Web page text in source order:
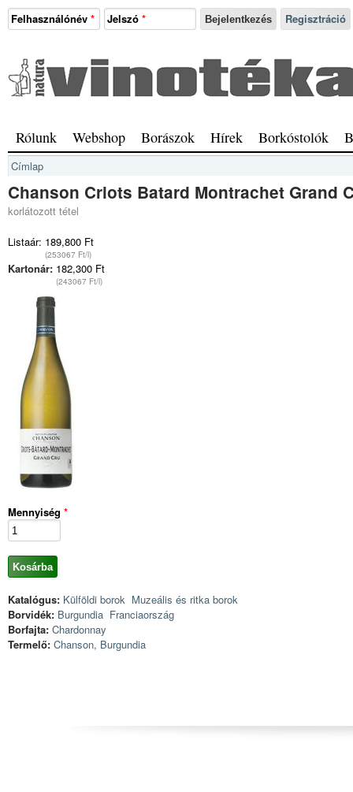
Ugrás a tartalomra
Felhasználónév * Jelszó * Regisztráció
Natura
Vinotéka
Főmenü
Rólunk Webshop Borászok Hírek Borkóstolók
Jelenlegi hely
Címlap
Chanson Criots Batard Montrachet Grand
korlátozott tétel
Listaár: 189,800 Ft
(253067 Ft/l)
Kartonár: 182,300 Ft
(243067 Ft/l)
Mennyiség *
Katalógus: Külföldi borok Muzeális és ritka borok
Borvidék: Burgundia Franciaország
Borfajta: Chardonnay
Termelő: Chanson, Burgundia